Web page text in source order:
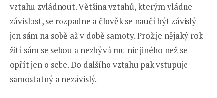
vztahu zvládnout. Většina vztahů, kterým vládne
závislost, se rozpadne a člověk se naučí být závislý
jen sám na sobě až v době samoty. Prožije nějaký rok
žití sám se sebou a nezbývá mu nic jiného než se
opřít jen o sebe. Do dalšího vztahu pak vstupuje
samostatný a nezávislý.